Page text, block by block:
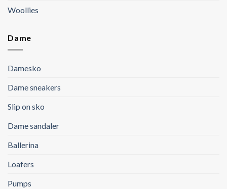
Woollies
Dame
Damesko
Dame sneakers
Slip on sko
Dame sandaler
Ballerina
Loafers
Pumps